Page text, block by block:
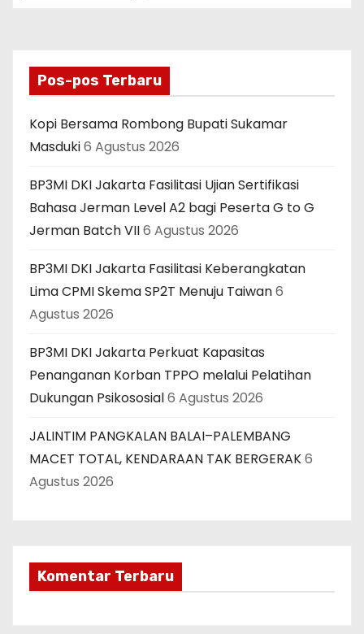
Pos-pos Terbaru
Kopi Bersama Rombong Bupati Sukamar
Masduki6 Agustus 2026
BP3MI DKI Jakarta Fasilitasi Ujian Sertifikasi
Bahasa Jerman Level A2 bagi Peserta G to G
Jerman Batch VII6 Agustus 2026
BP3MI DKI Jakarta Fasilitasi Keberangkatan
Lima CPMI Skema SP2T Menuju Taiwan6
Agustus 2026
BP3MI DKI Jakarta Perkuat Kapasitas
Penanganan Korban TPPO melalui Pelatihan
Dukungan Psikososial6 Agustus 2026
JALINTIM PANGKALAN BALAI–PALEMBANG
MACET TOTAL, KENDARAAN TAK BERGERAK6
Agustus 2026
Komentar Terbaru